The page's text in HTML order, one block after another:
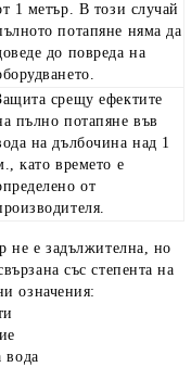
1 метър. В този случай
потапяне няма да
до повреда на
срещу ефектите
пълно потапяне във
на дълбочина над 1
като времето е
от
не е задължителна, но
със степента на
означения:
вода